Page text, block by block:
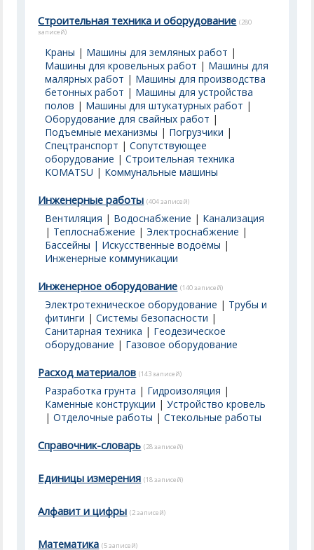
Строительная техника и оборудование (280
записей)
Краны | Машины для земляных работ |
Машины для кровельных работ | Машины для
малярных работ | Машины для производства
бетонных работ | Машины для устройства
полов | Машины для штукатурных работ |
Оборудование для свайных работ |
Подъемные механизмы | Погрузчики |
Спецтранспорт |Сопутствующее
оборудование |Строительная техника
KOMATSU | Коммунальные машины
Инженерные работы (404 записей)
Вентиляция | Водоснабжение | Канализация
| Теплоснабжение |Электроснабжение |
Бассейны | Искусственные водоёмы |
Инженерные коммуникации
Инженерное оборудование (140 записей)
Электротехническое оборудование | Трубы и
фитинги |Системы безопасности |
Санитарная техника | Геодезическое
оборудование | Газовое оборудование
Расход материалов (143 записей)
Разработка грунта | Гидроизоляция |
Каменные конструкции |Устройство кровель
|Отделочные работы |Стекольные работы
Справочник-словарь (28 записей)
Единицы измерения (18 записей)
Алфавит и цифры (2 записей)
Математика (5 записей)